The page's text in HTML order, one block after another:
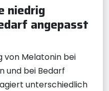
niedrig
angepasst
von Melatonin bei
und bei Bedarf
unterschiedlich